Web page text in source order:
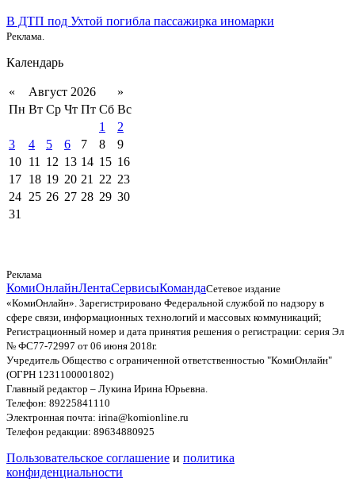
В ДТП под Ухтой погибла пассажирка иномарки
Реклама.
Календарь
« Август 2026
»
Пн Вт Ср Чт Пт Сб Вс
1
2
3
4 5 6 7 8
9
10 11 12 13 14 15 16
17 18 19 20 21 22 23
24 25 26 27 28 29 30
31
Реклама
КомиОнлайнЛентаСервисыКомандаСетевое издание
«КомиОнлайн». Зарегистрировано Федеральной службой по надзору в
сфере связи, информационных технологий и массовых коммуникаций;
Регистрационный номер и дата принятия решения о регистрации: серия Эл
№ ФС77-72997 от 06 июня 2018г.
Учредитель Общество с ограниченной ответственностью "КомиОнлайн"
(ОГРН 1231100001802)
Главный редактор – Лукина Ирина Юрьевна.
Телефон: 89225841110
Электронная почта: irina@komionline.ru
Телефон редакции: 89634880925
Пользовательское соглашение и политика
конфиденциальности